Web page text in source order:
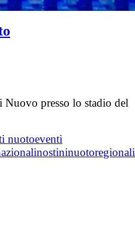
presso lo stadio del
nuotoeventi
nostininuotoregionali